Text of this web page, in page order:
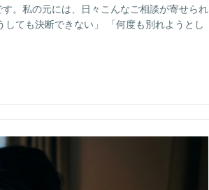
。私の元には、日々こんなご相談が寄せられ
ても決断できない」 「何度も別れようとし